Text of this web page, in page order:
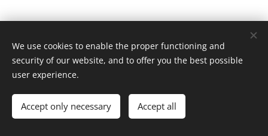
© 2025 | Clic Recycle All Rights Reserved.
Terms & Conditions
Idiomas
We use cookies to enable the proper functioning and
security of our website, and to offer you the best possible
user experience.
Accept only necessary Accept all